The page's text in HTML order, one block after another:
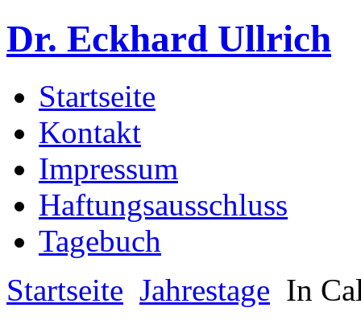
Dr. Eckhard Ullrich
Startseite
Kontakt
Impressum
Haftungsausschluss
Tagebuch
Startseite Jahrestage In